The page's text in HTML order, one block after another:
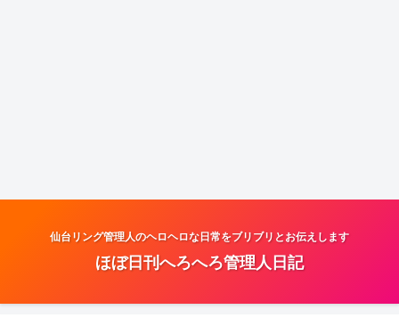
仙台リング管理人のヘロヘロな日常をブリブリとお伝えします
ほぼ日刊へろへろ管理人日記